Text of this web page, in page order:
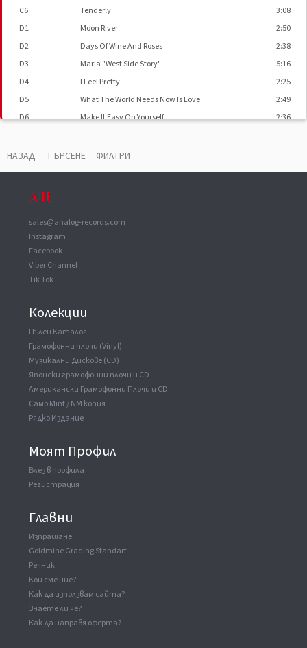
C6
Tenderly
3:08
D1
Moon River
2:50
D2
Days Of Wine And Roses
2:38
D3
Maria "West Side Story"
5:16
D4
I Feel Pretty
2:25
D5
What The World Needs Now Is Love
2:49
D6
Make It Easy On Yourself 2:36
ВАУЧЕР
НАЗАД ТЪРСЕНЕ ФИЛТРИ
sales@analog-records.com
Instagram
Facebook
Viber Channel
Tik Tok
Колекции
Пълен Каталог
Грамофонни плочи (Vinyl)
Музикални Дискове (CD)
Японски грамофонни плочи и CD
Американски Грамофонни Плочи и CD
Само Mint / NM копия
Рядко Издание
Моят Профил
Влез в профила
Регистрация
Главни
Изпращане
Goldmine Grading Standart
Речник
Кои сме ние?
Как да използвам сайта?
Знаете ли че?
Как да направя оферта?